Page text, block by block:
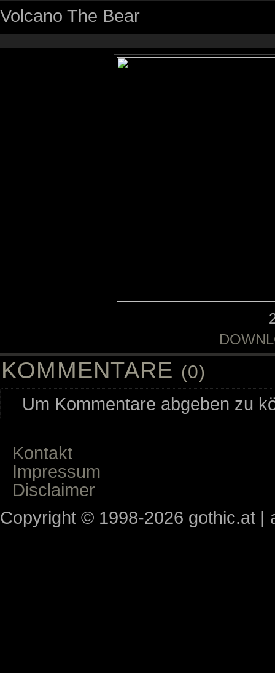
Volcano The Bear
KOMMENTARE (0)
Um Kommentare abgeben zu
Kontakt
Impressum
Disclaimer
Copyright © 1998-2026 gothic.at |